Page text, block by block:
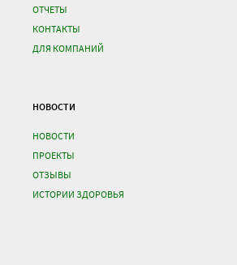
ОТЧЕТЫ
КОНТАКТЫ
ДЛЯ КОМПАНИЙ
НОВОСТИ
НОВОСТИ
ПРОЕКТЫ
ОТЗЫВЫ
ИСТОРИИ ЗДОРОВЬЯ